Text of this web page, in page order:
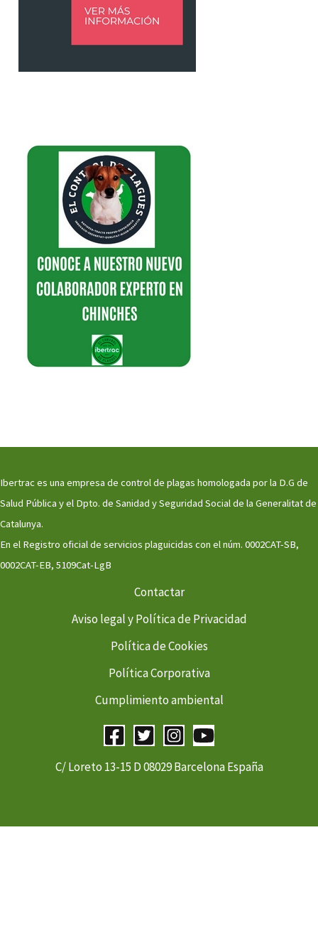
Ibertrac es una empresa de control de plagas homologada por la D.G de
Salud Pública y el Dpto. de Sanidad y Seguridad Social de la Generalitat de
Catalunya.
En el Registro oficial de servicios plaguicidas con el núm. 0002CAT-SB,
0002CAT-EB, 5109Cat-LgB
Contactar
Aviso legal y Política de Privacidad
Política de Cookies
Política Corporativa
Cumplimiento ambiental
C/ Loreto 13-15 D 08029 Barcelona España